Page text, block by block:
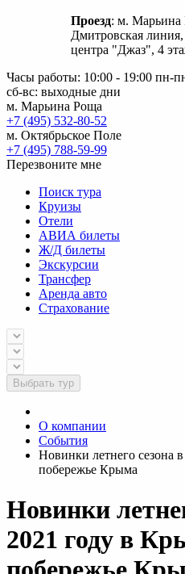
Проезд: м.
Дмитровская
центра "Джаз", 4
Часы работы: 10:00 - 19:00 пн-
сб-вс: выходные дни
м. Марьина Роща
+7 (495) 532-80-52
м. Октябрьское Поле
+7 (495) 788-59-99
Перезвоните мне
Поиск тура
Круизы
Отели
АВИА билеты
Ж/Д билеты
Экскурсии
Трансфер
Аренда авто
Страхование
Выбрать тур
О компании
События
Новинки летнего сезона
побережье Крыма
Новинки
2021 году в